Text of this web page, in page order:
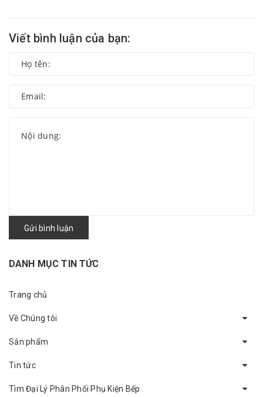
Viết bình luận của bạn:
Gửi bình luận
DANH MỤC TIN TỨC
Trang chủ
Về Chúng tôi
Sản phẩm
Tin tức
Tìm Đại Lý Phân Phối Phụ Kiện Bếp